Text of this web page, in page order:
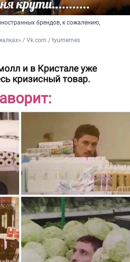
брендов, к сожалению,
/ Vk.com / tyumemes